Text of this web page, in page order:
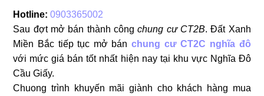
Hotline:0903365002
Sau đợt mở bán thành côngchung cư CT2B. Đất Xanh
Miền Bắc tiếp tục mở bánchung cư CT2C nghĩa đô
với mức giá bán tốt nhất hiện nay tại khu vực Nghĩa Đô
Cầu Giấy.
Chuong trình khuyến mãi giành cho khách hàng mua